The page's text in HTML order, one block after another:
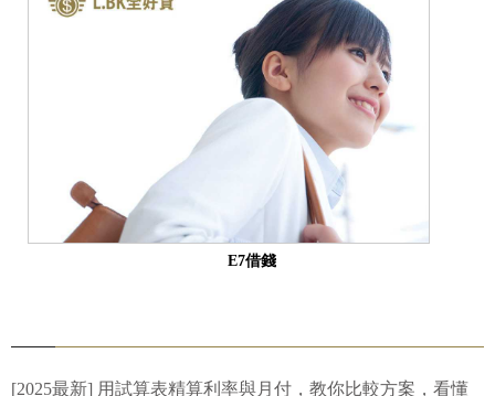
E7借錢
[2025最新] 用試算表精算利率與月付，教你比較方案，看懂